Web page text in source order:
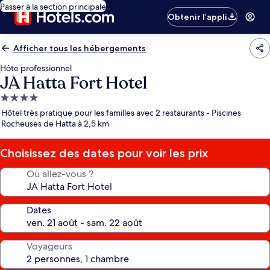
Passer à la section principale
Obtenir l’appli
Afficher tous les hébergements
Hôte professionnel
JA Hatta Fort Hotel
Hébergement
4.0 étoiles
Hôtel très pratique pour les familles avec 2 restaurants - Piscines
Rocheuses de Hatta à 2,5 km
Choisissez des dates pour voir les prix
Où allez-vous ?
Dates
Voyageurs